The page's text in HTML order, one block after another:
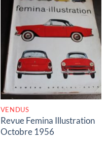
RUPTURE DE STOCK
VENDUS
Revue Femina Illustration
Octobre 1956